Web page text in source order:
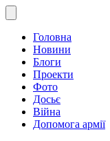
Головна
Новини
Блоги
Проекти
Фото
Досьє
Війна
Допомога армії